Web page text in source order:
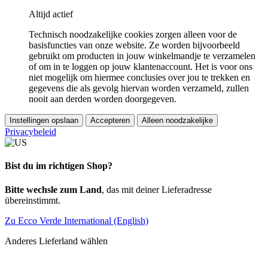
Altijd actief
Technisch noodzakelijke cookies zorgen alleen voor de
basisfuncties van onze website. Ze worden bijvoorbeeld
gebruikt om producten in jouw winkelmandje te verzamelen
of om in te loggen op jouw klantenaccount. Het is voor ons
niet mogelijk om hiermee conclusies over jou te trekken en
gegevens die als gevolg hiervan worden verzameld, zullen
nooit aan derden worden doorgegeven.
Instellingen opslaan Accepteren Alleen noodzakelijke
Privacybeleid
Bist du im richtigen Shop?
Bitte wechsle zum Land, das mit deiner Lieferadresse
übereinstimmt.
Zu Ecco Verde International (English)
Anderes Lieferland wählen